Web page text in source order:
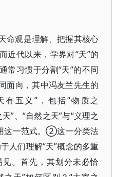
命观是理解、把握其核心
近代以来，学界对“天”的
常习惯于分割“天”的不同
面向，其中冯友兰先生的
有五义”，包括“物质之
”、“自然之天”与“义理之
这一范式。②这一分类法
人们理解“天”概念的多重
。首先，其划分未必恰